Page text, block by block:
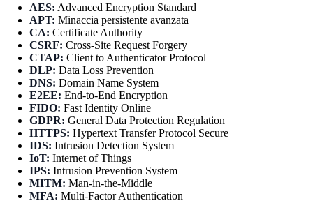
AES: Advanced Encryption Standard
APT: Minaccia persistente avanzata
CA: Certificate Authority
CSRF: Cross-Site Request Forgery
CTAP: Client to Authenticator Protocol
DLP: Data Loss Prevention
DNS: Domain Name System
E2EE: End-to-End Encryption
FIDO: Fast Identity Online
GDPR: General Data Protection Regulation
HTTPS: Hypertext Transfer Protocol Secure
IDS: Intrusion Detection System
IoT: Internet of Things
IPS: Intrusion Prevention System
MITM: Man-in-the-Middle
MFA: Multi-Factor Authentication